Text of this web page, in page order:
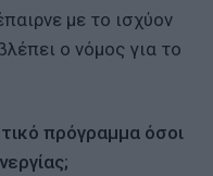
με το ισχύον
ο νόμος για το
πρόγραμμα όσοι